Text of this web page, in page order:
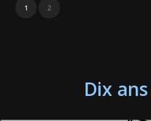
1 2
Dix